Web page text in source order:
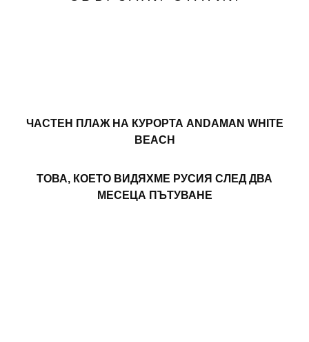
ЧАСТЕН ПЛАЖ НА КУРОРТА ANDAMAN WHITE
BEACH
ТОВА, КОЕТО ВИДЯХМЕ РУСИЯ СЛЕД ДВА
МЕСЕЦА ПЪТУВАНЕ